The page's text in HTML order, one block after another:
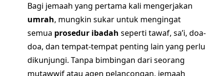
Bagi jemaah yang pertama kali mengerjakan
umrah, mungkin sukar untuk mengingat
semua prosedur ibadah seperti tawaf, sa’i, doa-
doa, dan tempat-tempat penting lain yang perlu
dikunjungi. Tanpa bimbingan dari seorang
mutawwif atau agen pelancongan, jemaah